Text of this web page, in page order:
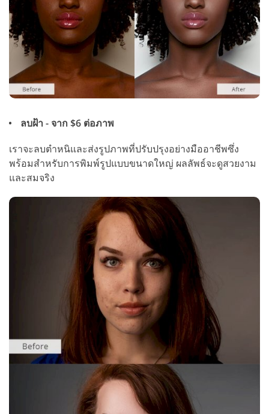
ลบฝ้า - จาก $6 ต่อภาพ
เราจะลบตำหนิและส่งรูปภาพที่ปรับปรุงอย่างมืออาชีพซึ่ง
พร้อมสำหรับการพิมพ์รูปแบบขนาดใหญ่ ผลลัพธ์จะดูสวยงาม
และสมจริง